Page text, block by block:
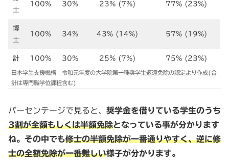
士
100% 30% 23% (7%) 77% (23%)
博
士
100% 34% 43% (14%) 57% (19%)
計 100% 30% 25% (7%) 75% (23%)
日本学生支援機構 令和元年度の大学院第一種奨学生返還免除の認定より作成(合
計は専門職学位課程含む)
パーセンテージで見ると、 奨学金を借りている学生のうち
3割が全額もしくは半額免除となっている事が分かります
ね。その中でも修士の半額免除が一番通りやすく、逆に修
士の全額免除が一番難しい様子が分かります。